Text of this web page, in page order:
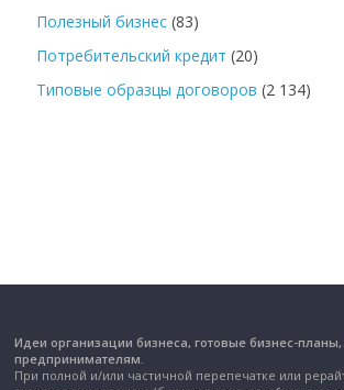
Полезный бизнес (83)
Потребительский кредит (20)
Типовые образцы договоров (2 134)
Идеи организации бизнеса, готовые бизнес-планы,
предпринимателям.
При полной и/или частичной перепечатке или